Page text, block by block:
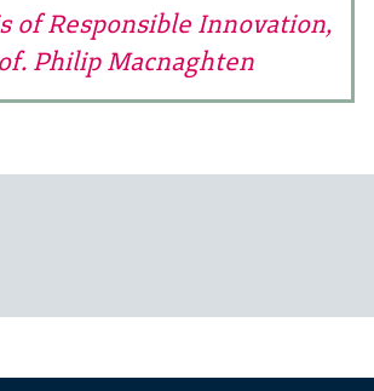
of Responsible Innovation,
Philip Macnaghten